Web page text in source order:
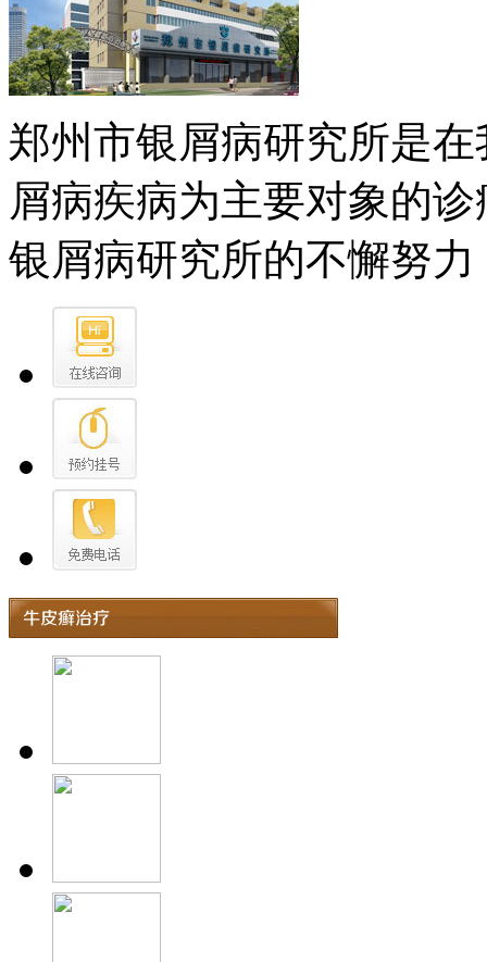
郑州市银屑病研究所是
屑病疾病为主要对象的
银屑病研究所的不懈努